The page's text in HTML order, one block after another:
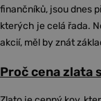
finančníků, jsou dnes
kterých je celá řada.
akcií, měl by znát
Proč cena zlata